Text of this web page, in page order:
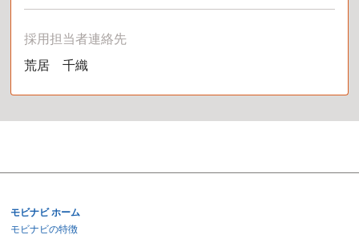
採用担当者連絡先
荒居 千織
モビナビ ホーム
モビナビの特徴